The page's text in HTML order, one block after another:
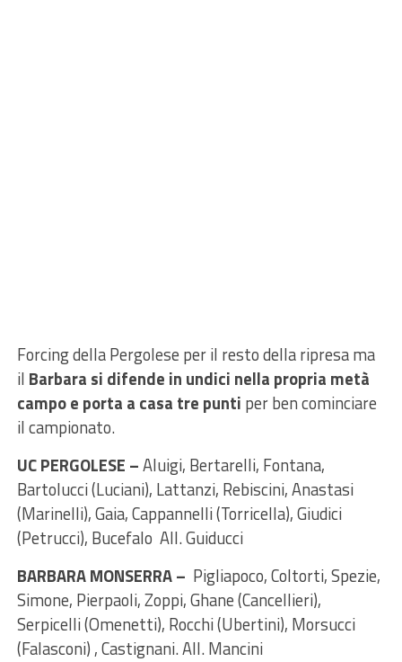
Forcing della Pergolese per il resto della ripresa ma
il Barbara si difende in undici nella propria metà
campo e porta a casa tre punti per ben cominciare
il campionato.
UC PERGOLESE –Aluigi, Bertarelli, Fontana,
Bartolucci (Luciani), Lattanzi, Rebiscini, Anastasi
(Marinelli), Gaia, Cappannelli (Torricella), Giudici
(Petrucci), Bucefalo All. Guiducci
BARBARA MONSERRA – Pigliapoco, Coltorti, Spezie,
Simone, Pierpaoli, Zoppi, Ghane (Cancellieri),
Serpicelli (Omenetti), Rocchi (Ubertini), Morsucci
(Falasconi) , Castignani. All. Mancini